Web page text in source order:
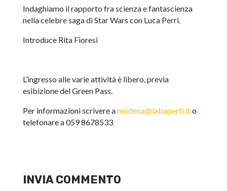
Indaghiamo il rapporto fra scienza e fantascienza
nella celebre saga di Star Wars con Luca Perri.
Introduce Rita Fioresi
L’ingresso alle varie attività è libero, previa
esibizione del Green Pass.
Per informazioni scrivere amodena@labaperti.ito
telefonare a 059 8678533
INVIA COMMENTO